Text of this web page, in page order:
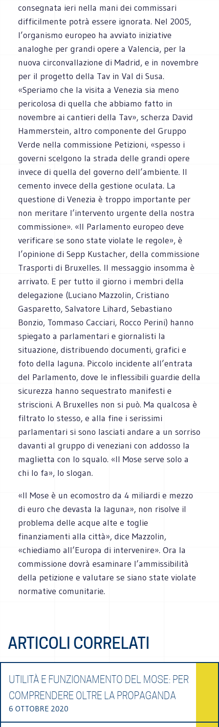
consegnata ieri nella mani dei commissari
difficilmente potrà essere ignorata. Nel 2005,
l’organismo europeo ha avviato iniziative
analoghe per grandi opere a Valencia, per la
nuova circonvallazione di Madrid, e in novembre
per il progetto della Tav in Val di Susa.
«Speriamo che la visita a Venezia sia meno
pericolosa di quella che abbiamo fatto in
novembre ai cantieri della Tav», scherza David
Hammerstein, altro componente del Gruppo
Verde nella commissione Petizioni, «spesso i
governi scelgono la strada delle grandi opere
invece di quella del governo dell’ambiente. Il
cemento invece della gestione oculata. La
questione di Venezia è troppo importante per
non meritare l’intervento urgente della nostra
commissione». «Il Parlamento europeo deve
verificare se sono state violate le regole», è
l’opinione di Sepp Kustacher, della commissione
Trasporti di Bruxelles. Il messaggio insomma è
arrivato. E per tutto il giorno i membri della
delegazione (Luciano Mazzolin, Cristiano
Gasparetto, Salvatore Lihard, Sebastiano
Bonzio, Tommaso Cacciari, Rocco Perini) hanno
spiegato a parlamentari e giornalisti la
situazione, distribuendo documenti, grafici e
foto della laguna. Piccolo incidente all’entrata
del Parlamento, dove le inflessibili guardie della
sicurezza hanno sequestrato manifesti e
striscioni. A Bruxelles non si può. Ma qualcosa è
filtrato lo stesso, e alla fine i serissimi
parlamentari si sono lasciati andare a un sorriso
davanti al gruppo di veneziani con addosso la
maglietta con lo squalo. «Il Mose serve solo a
chi lo fa», lo slogan.
«Il Mose è un ecomostro da 4 miliardi e mezzo
di euro che devasta la laguna», non risolve il
problema delle acque alte e toglie
finanziamenti alla città», dice Mazzolin,
«chiediamo all’Europa di intervenire». Ora la
commissione dovrà esaminare l’ammissibilità
della petizione e valutare se siano state violate
normative comunitarie.
ARTICOLI CORRELATI
UTILITÀ E FUNZIONAMENTO DEL MOSE: PER
COMPRENDERE OLTRE LA PROPAGANDA
6 OTTOBRE 2020